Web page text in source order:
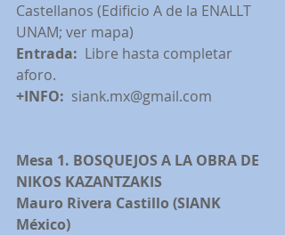
Castellanos (Edificio A de la ENALLT
UNAM; ver mapa)
Entrada: Libre hasta completar
aforo.
+INFO: siank.mx@gmail.com
Mesa 1. BOSQUEJOS A LA OBRA DE
NIKOS KAZANTZAKIS
Mauro Rivera Castillo (SIANK
México)